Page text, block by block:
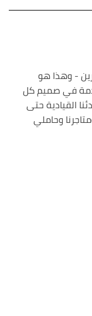
- وهذا هو
في صميم كل
القيادية حتى
وحاملي